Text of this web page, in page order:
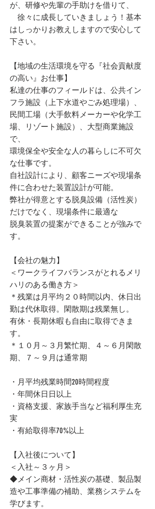
が、研修や先輩の手助けを借りて、
徐々に成長していきましょう！基本
はしっかりお教えしますので安心して
下さい。
【地域の生活環境を守る『社会貢献度
の高い』お仕事】
私達の仕事のフィールドは、公共イン
フラ施設（上下水道やごみ処理場）、
民間工場（大手飲料メーカーや化学工
場、リゾート施設）、大型商業施設
で、
環境保全や安全な人の暮らしに不可欠
な仕事です。
自社設計により、顧客ニーズや現場条
件に合わせた装置設計が可能。
弊社が得意とする脱臭設備（活性炭）
だけでなく、現場条件に最適な
脱臭装置の提案ができることが強みで
す。
【会社の魅力】
＜ワークライフバランスがとれるメリ
ハリのある働き方＞
＊残業は月平均２０時間以内、休日出
勤は代休取得。閑散期は残業無し。
有休・長期休暇も自由に取得できま
す。
＊１０月～３月繁忙期、４～６月閑散
期、７～９月は通常期
・月平均残業時間20時間程度
・年間休日日以上
・資格支援、家族手当など福利厚生充
実
・有給取得率70%以上
【入社後について】
＜入社～３ヶ月＞
◆メイン商材・活性炭の基礎、製品製
造や工事準備の補助、業務システムを
学びます。